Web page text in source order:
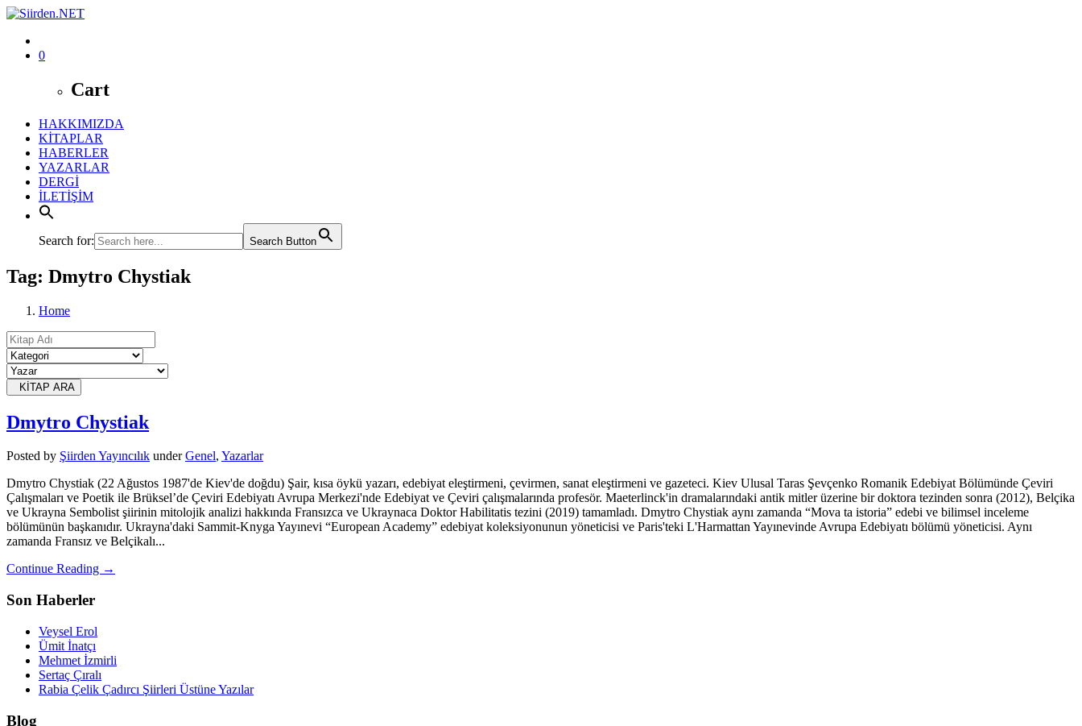
0
Cart
HAKKIMIZDA
KİTAPLAR
HABERLER
YAZARLAR
DERGİ
İLETİŞİM
Search for: Search Button
Tag: Dmytro Chystiak
Home
KİTAP ARA
Dmytro Chystiak
Posted by Şiirden Yayıncılık underGenel, Yazarlar
Dmytro Chystiak (22 Ağustos 1987'de Kiev'de doğdu) Şair, kısa öykü yazarı, edebiyat eleştirmeni, çevirmen, sanat eleştirmeni ve gazeteci. Kiev Ulusal Taras Şevçenko Romanik Edebiyat Bölümünde Çeviri
Çalışmaları ve Poetik ile Brüksel’de Çeviri Edebiyatı Avrupa Merkezi'nde Edebiyat ve Çeviri çalışmalarında profesör. Maeterlinck'in dramalarındaki antik mitler üzerine bir doktora tezinden sonra (2012), Belçika
ve Ukrayna Sembolist şiirinin mitolojik analizi hakkında Fransızca ve Ukraynaca Doktor Habilitatis tezini (2019) tamamladı. Dmytro Chystiak aynı zamanda “Mova ta istoria” edebi ve bilimsel inceleme
bölümünün başkanıdır. Ukrayna'daki Sammit-Knyga Yayınevi “European Academy” edebiyat koleksiyonunun yöneticisi ve Paris'teki L'Harmattan Yayınevinde Avrupa Edebiyatı bölümü yöneticisi. Aynı
zamanda Fransız ve Belçikalı...
Continue Reading →
Son Haberler
Veysel Erol
Ümit İnatçı
Mehmet İzmirli
Sertaç Çıralı
Rabia Çelik Çadırcı Şiirleri Üstüne Yazılar
Blog